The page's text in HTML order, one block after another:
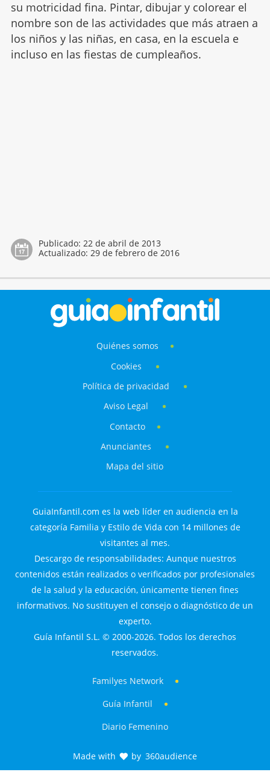
su motricidad fina. Pintar, dibujar y colorear el
nombre son de las actividades que más atraen a
los niños y las niñas, en casa, en la escuela e
incluso en las fiestas de cumpleaños.
Publicado: 22 de abril de 2013
Actualizado: 29 de febrero de 2016
Quiénes somos
Cookies
Política de privacidad
Aviso Legal
Contacto
Anunciantes
Mapa del sitio
GuiaInfantil.com es la web líder en audiencia en la
categoría Familia y Estilo de Vida con 14 millones de
visitantes al mes.
Descargo de responsabilidades: Aunque nuestros
contenidos están realizados o verificados por profesionales
de la salud y la educación, únicamente tienen fines
informativos. No sustituyen el consejo o diagnóstico de un
experto.
Guía Infantil S.L. © 2000-2026. Todos los derechos
reservados.
Familyes Network
Guía Infantil
Diario Femenino
Made with by 360audience